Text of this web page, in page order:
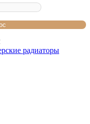
радиаторы